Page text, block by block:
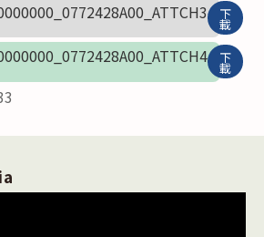
下
載
下
載